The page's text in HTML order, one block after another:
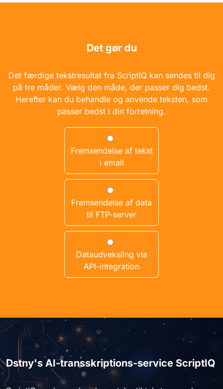
Det gør du
Det færdige tekstresultat fra ScriptIQ kan sendes til dig
på tre måder. Vælg den måde, der passer dig bedst.
Herefter kan du behandle og anvende teksten, som
passer bedst i din forretning.
Fremsendelse af tekst
i email
Fremsendelse af data
til FTP-server
Dataudveksling via
API-integration
Dstny's AI-transskriptions-service ScriptIQ